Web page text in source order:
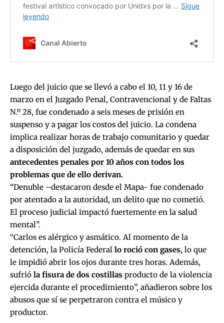
Luego del juicio que se llevó a cabo el 10, 11 y 16 de
marzo en el Juzgado Penal, Contravencional y de Faltas
N.º 28, fue condenado a seis meses de prisión en
suspenso y a pagar los costos del juicio. La condena
implica realizar horas de trabajo comunitario y quedar
a disposición del juzgado, además de quedar en sus
antecedentes penales por 10 años con todos los
problemas que de ello derivan.
“Denuble –destacaron desde el Mapa- fue condenado
por atentado a la autoridad, un delito que no cometió.
El proceso judicial impactó fuertemente en la salud
mental”.
“Carlos es alérgico y asmático. Al momento de la
detención, la Policía Federal lo roció con gases, lo que
le impidió abrir los ojos durante tres horas. Además,
sufrió la fisura de dos costillas producto de la violencia
ejercida durante el procedimiento”, añadieron sobre los
abusos que sí se perpetraron contra el músico y
productor.